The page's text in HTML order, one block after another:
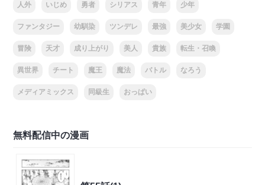
人外 いじめ 勇者 シリアス 青年 少年
ファンタジー 幼馴染 ツンデレ 最強 美少女 学園
冒険 天才 成り上がり 美人 貴族 転生・召喚
異世界 チート 魔王 魔法 バトル なろう
メディアミックス 同級生 おっぱい
無料配信中の漫画